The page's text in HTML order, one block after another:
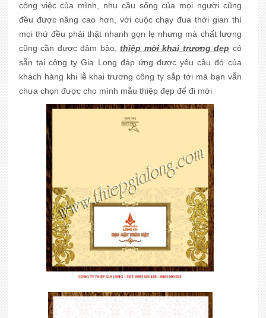
công việc của mình, nhu cầu sống của mọi người cũng
đều được nâng cao hơn, với cuộc chạy đua thời gian thì
mọi thứ đều phải thật nhanh gọn lẹ nhưng mà chất lượng
cũng cần được đảm bảo,thiệp mời khai trương đẹp có
sẵn tại công ty Gia Long đáp ứng được yêu cầu đó của
khách hàng khi lễ khai trương công ty sắp tới mà bạn vẫn
chưa chọn được cho mình mẫu thiệp đẹp để đi mời